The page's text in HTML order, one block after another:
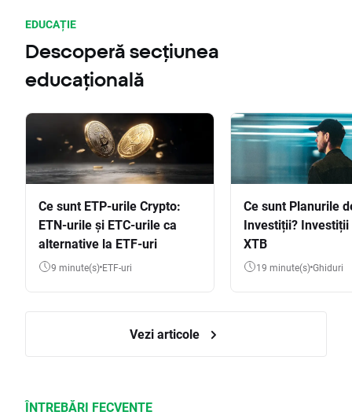
EDUCAȚIE
Descoperă secțiunea
educațională
Ce sunt ETP-urile Crypto:
ETN-urile și ETC-urile ca
alternative la ETF-uri
9 minute(s) ETF-uri
Ce sunt Planurile
Investiții? Investiții
XTB
19 minute(s) Ghiduri
Vezi articole
ÎNTREBĂRI FECVENTE